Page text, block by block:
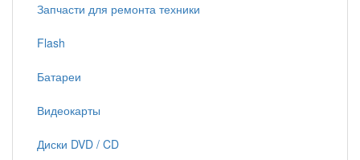
Запчасти для ремонта техники
Flash
Батареи
Видеокарты
Диски DVD / CD